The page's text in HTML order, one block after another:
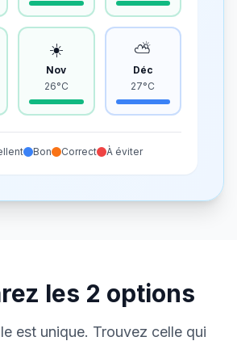
☀️
Nov
26°C
⛅
Déc
27°C
Bon Correct À éviter
les 2 options
est unique. Trouvez celle qui